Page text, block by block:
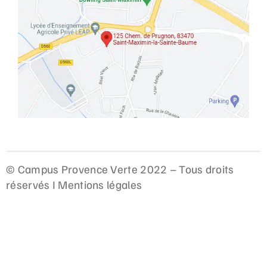
© Campus Provence Verte 2022 – Tous droits
réservés I Mentions légales